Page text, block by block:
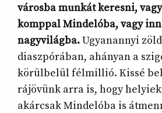
városba munkát keresni,
komppal Mindelóba, vagy
nagyvilágba.Ugyanannyi
diaszpórában, ahányan a
körülbelül félmillió. Kissé
rájövünk arra is, hogy
akárcsak Mindelóba is